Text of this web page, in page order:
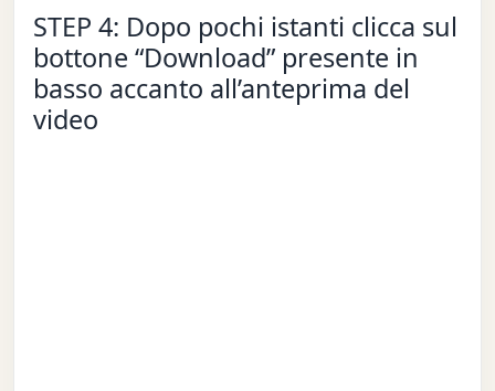
STEP 4: Dopo pochi istanti clicca sul
bottone “Download” presente in
basso accanto all’anteprima del
video